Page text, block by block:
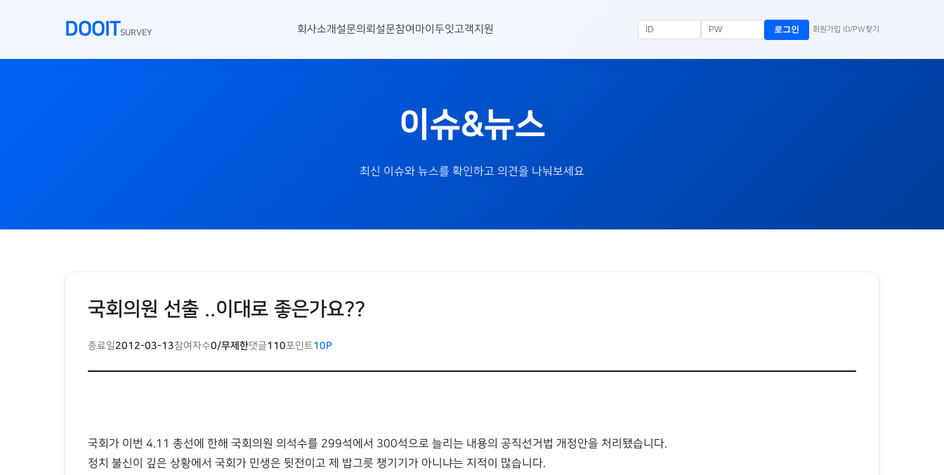
DOOITSURVEY 회사소개설문의뢰 설문참여 마이두잇고객지원 로그인 회원가입 ID/PW찾기
이슈&뉴스
최신 이슈와 뉴스를 확인하고 의견을 나눠보세요
국회의원 선출 ..이대로 좋은가요??
종료일2012-03-13참여자수0/무제한댓글110포인트10P
국회가 이번 4.11 총선에 한해 국회의원 의석수를 299석에서 300석으로 늘리는 내용의 공직선거법 개정안을 처리됐습니다.
정치 불신이 깊은 상황에서 국회가 민생은 뒷전이고 제 밥그릇 챙기기가 아니냐는 지적이 많습니다.